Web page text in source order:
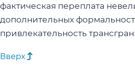
фактическая переплата
дополнительных
привлекательность
Вверх